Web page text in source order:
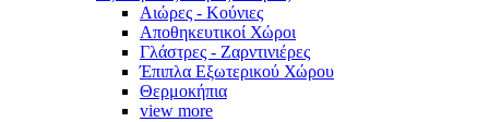
Αιώρες - Κούνιες
Αποθηκευτικοί Χώροι
Γλάστρες - Ζαρντινιέρες
Έπιπλα Εξωτερικού Χώρου
Θερμοκήπια
view more